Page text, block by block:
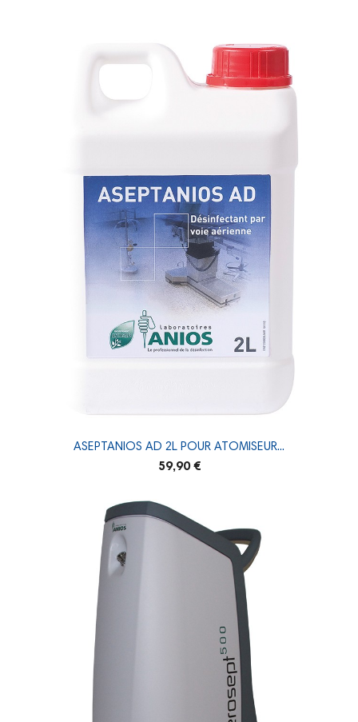
ASEPTANIOS AD 2L POUR ATOMISEUR...
59,90 €